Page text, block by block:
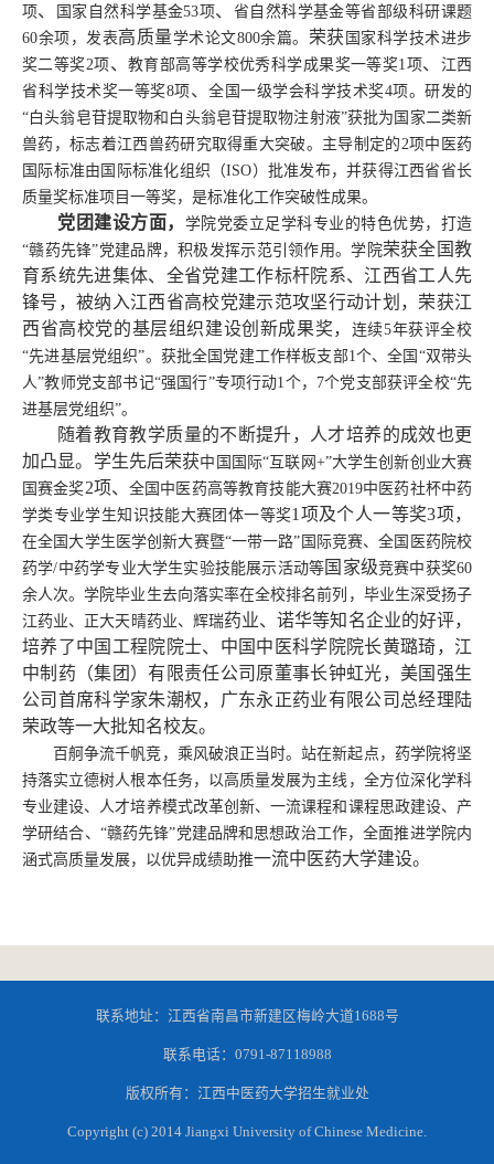
项、 国家自然科学基金53项、 省自然科学基金等省部级科研课题
60余项，发表高质量学术论文800余篇。 荣获 国家科学技术进步
奖二等奖2项 、教育部高等学校优秀科学成果奖一等奖1项、 江西
省科学技术奖一等奖8项 、 全国一级学会科学技术奖4项。研发的
“白头翁皂苷提取物和白头翁皂苷提取物注射液”获批为国家二类新
兽药，标志着江西兽药研究取得重大突破。主导制定的2项中医药
国际标准由国际标准化组织（ISO）批准发布，并获得江西省省长
质量奖标准项目一等奖，是标准化工作突破性成果。
党团建设方面， 学院党委立足学科专业的特色优势，打造
“赣药先锋”党建品牌，积极发挥示范引领作用。学院荣获全国教
育系统先进集体、全省党建工作标杆院系、江西省工人先
锋号，被纳入江西省高校党建示范攻坚行动计划， 荣获江
西省高校党的基层组织建设创新成果奖， 连续5年获评全校
“先进基层党组织”。获批全国党建工作样板支部1个、全国“双带头
人”教师党支部书记“强国行”专项行动1个，7个党支部获评全校“先
进基层党组织”。
随着教育教学质量的不断提升，人才培养的成效也更
加凸显。 学生先后荣获中国国际“互联网+”大学生创新创业大赛
国赛金奖2项、全国中医药高等教育技能大赛2019中医药社杯中药
学类专业学生知识技能大赛团体一等奖1项及个人一等奖3项，
在全国大学生医学创新大赛暨“一带一路”国际竞赛、全国医药院校
药学/中药学专业大学生实验技能展示活动等 国家级竞赛中获奖60
余人次。学院毕业生去向落实率在全校排名前列，毕业生深受扬子
江药业、正大天晴药业、辉瑞药业、诺华等知名企业的好评，
培养了中国工程院院士、中国中医科学院院长黄璐琦，江
中制药（集团）有限责任公司原董事长钟虹光，美国强生
公司首席科学家朱潮权，广东永正药业有限公司总经理陆
荣政等一大批知名校友。
百舸争流千帆竞，乘风破浪正当时。站在新起点，药学院将坚
持落实立德树人根本任务，以高质量发展为主线，全方位深化学科
专业建设、人才培养模式改革创新、一流课程和课程思政建设、产
学研结合、 “赣药先锋”党建品牌和思想政治工作，全面推进学院内
涵式高质量发展，以优异成绩助推一流中医药大学建设。
联系地址：江西省南昌市新建区梅岭大道1688号
联系电话：0791-87118988
版权所有：江西中医药大学招生就业处
Copyright (c) 2014 Jiangxi University of Chinese Medicine.